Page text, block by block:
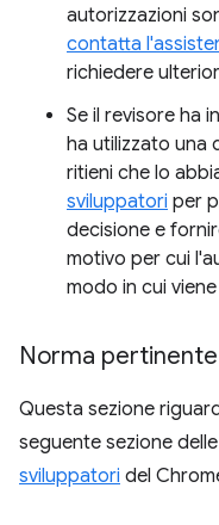
autorizzazioni
contatta
richiedere
Se il revisore ha
ha utilizzato una
ritieni che lo
sviluppatori per
decisione e
motivo per cui
modo in cui
Norma pertinente
Questa sezione
seguente sezione delle
sviluppatori del